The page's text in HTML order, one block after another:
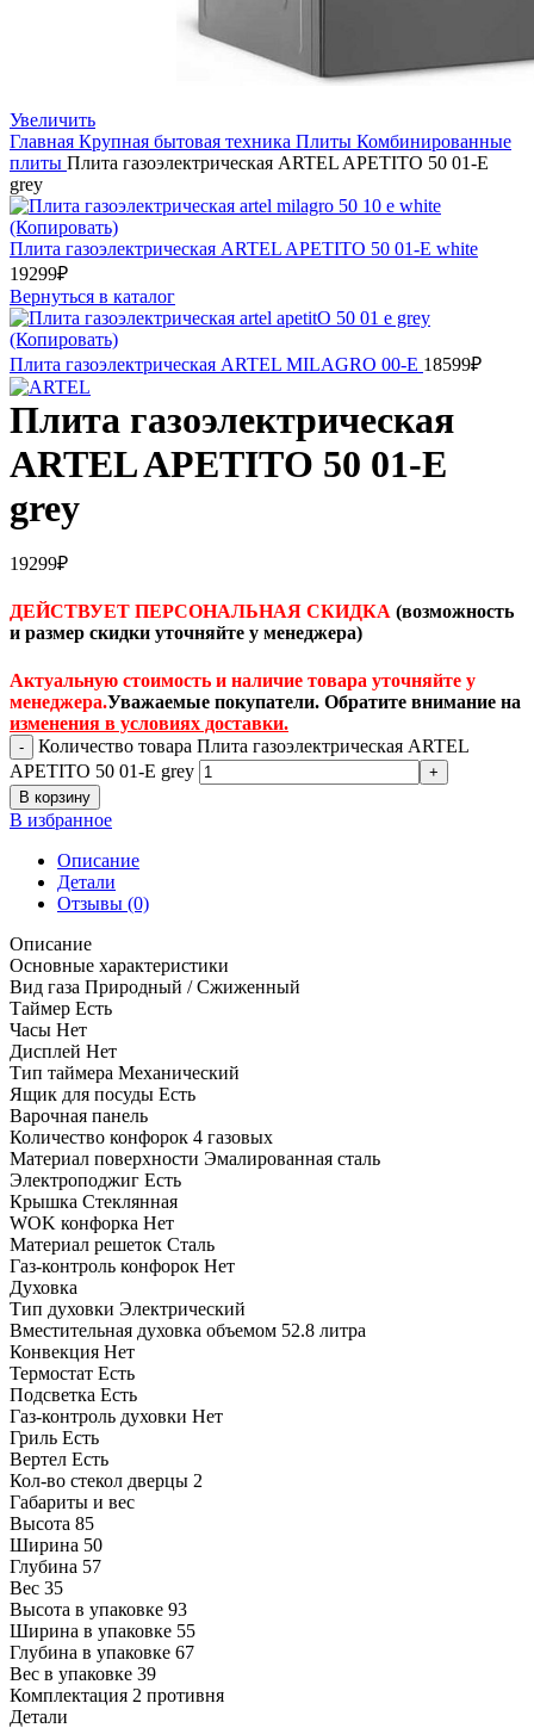
Увеличить
Главная Крупная бытовая техника Плиты Комбинированные
плиты Плита газоэлектрическая ARTEL APETITО 50 01-E
grey
Плита газоэлектрическая ARTEL APETITО 50 01-E white
19299₽
Вернуться в каталог
Плита газоэлектрическая ARTEL MILAGRO 00-E 18599₽
Плита газоэлектрическая
ARTEL APETITО 50 01-E
grey
19299₽
ДЕЙСТВУЕТ ПЕРСОНАЛЬНАЯ СКИДКА (возможность
и размер скидки уточняйте у менеджера)
Актуальную стоимость и наличие товара уточняйте у
менеджера.Уважаемые покупатели. Обратите внимание на
изменения в условиях доставки.
Количество товара Плита газоэлектрическая ARTEL
APETITО 50 01-E grey
В корзину
В избранное
Описание
Детали
Отзывы (0)
Описание
Основные характеристики
Вид газа Природный / Сжиженный
Таймер Есть
Часы Нет
Дисплей Нет
Тип таймера Механический
Ящик для посуды Есть
Варочная панель
Количество конфорок 4 газовых
Материал поверхности Эмалированная сталь
Электроподжиг Есть
Крышка Стеклянная
WOK конфорка Нет
Материал решеток Сталь
Газ-контроль конфорок Нет
Духовка
Тип духовки Электрический
Вместительная духовка объемом 52.8 литра
Конвекция Нет
Термостат Есть
Подсветка Есть
Газ-контроль духовки Нет
Гриль Есть
Вертел Есть
Кол-во стекол дверцы 2
Габариты и вес
Высота 85
Ширина 50
Глубина 57
Вес 35
Высота в упаковке 93
Ширина в упаковке 55
Глубина в упаковке 67
Вес в упаковке 39
Комплектация 2 противня
Детали